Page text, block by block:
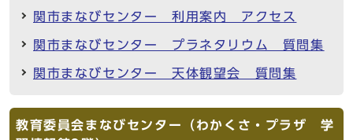
関市まなびセンター 利用案内 アクセス
関市まなびセンター プラネタリウム 質問集
関市まなびセンター 天体観望会 質問集
教育委員会まなびセンター（わかくさ・プラザ 学